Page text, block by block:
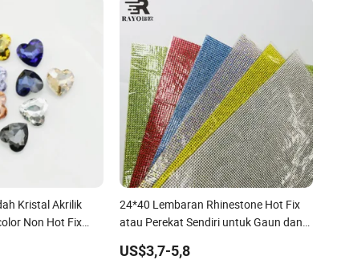
Kristal Akrilik
Non Hot Fix
24*40 Lembaran Rhinestone Hot Fix
atau Perekat Sendiri untuk Gaun dan
US$3,7-5,8